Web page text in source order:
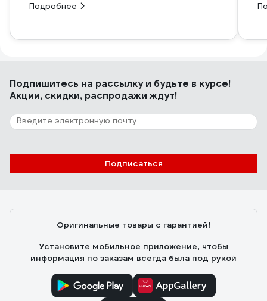
Подробнее
Подпишитесь на рассылкуи будьте в курсе!
Акции, скидки, распродажи ждут!
Подписаться
Оригинальные товары с гарантией!
Установите мобильное приложение, чтобы
информация по заказам всегда была под рукой